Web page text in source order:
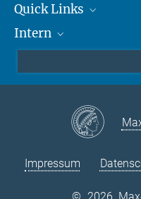
Lieferanten
Studierende
Quick Links
Max-Planck-
Max-Planck-Campus
Stellenangebote
Intern
VPN-Hilfe
Impressum